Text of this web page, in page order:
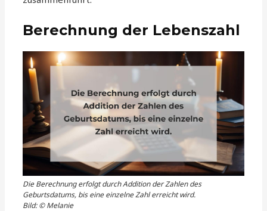
Berechnung der Lebenszahl
Die Berechnung erfolgt durch Addition der Zahlen des
Geburtsdatums, bis eine einzelne Zahl erreicht wird.
Bild: © Melanie